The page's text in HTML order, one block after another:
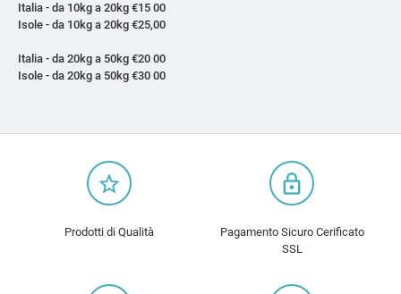
Italia - da 10kg a 20kg €15 00
Isole - da 10kg a 20kg €25,00
Italia - da 20kg a 50kg €20 00
Isole - da 20kg a 50kg €30 00
star_border
Prodotti di Qualità
lock_outline
Pagamento Sicuro Cerificato
SSL